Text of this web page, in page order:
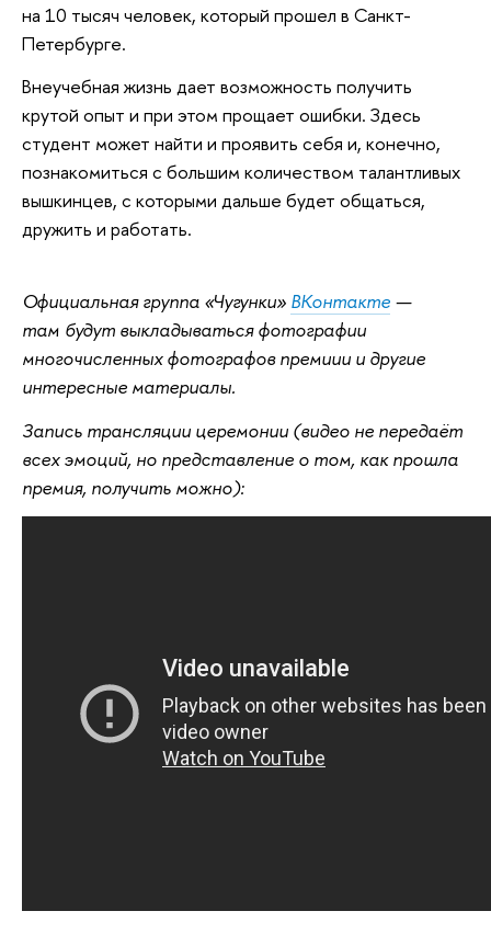
на 10 тысяч человек, который прошел в Санкт-
Петербурге.
Внеучебная жизнь дает возможность получить
крутой опыт и при этом прощает ошибки. Здесь
студент может найти и проявить себя и, конечно,
познакомиться с большим количеством талантливых
вышкинцев, с которыми дальше будет общаться,
дружить и работать.
Официальная группа «Чугунки» ВКонтакте —
там будут выкладываться фотографии
многочисленных фотографов премиии и другие
интересные материалы.
Запись трансляции церемонии (видео не передаёт
всех эмоций, но представление о том, как прошла
премия, получить можно):